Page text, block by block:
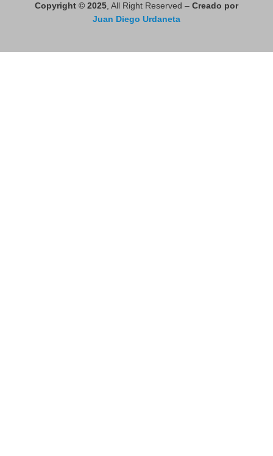
Copyright © 2025, All Right Reserved – Creado por
Juan Diego Urdaneta